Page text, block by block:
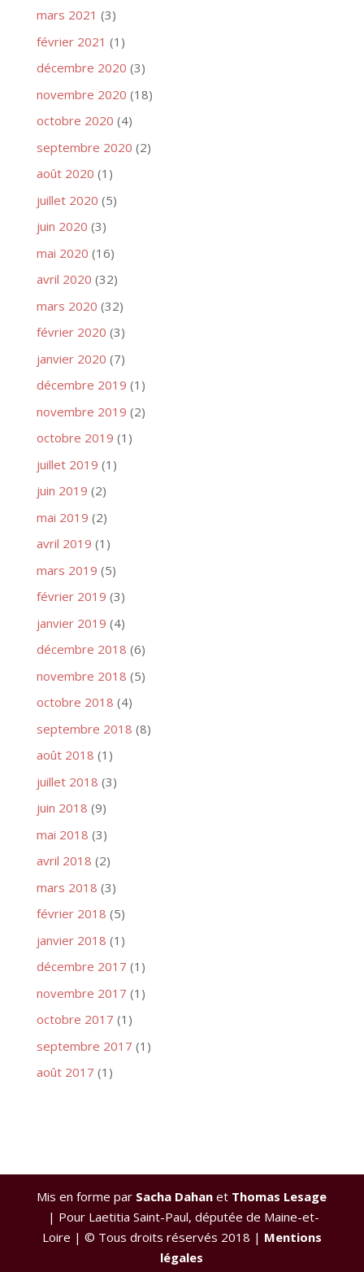
mars 2021 (3)
février 2021 (1)
décembre 2020 (3)
novembre 2020 (18)
octobre 2020 (4)
septembre 2020 (2)
août 2020 (1)
juillet 2020 (5)
juin 2020 (3)
mai 2020 (16)
avril 2020 (32)
mars 2020 (32)
février 2020 (3)
janvier 2020 (7)
décembre 2019 (1)
novembre 2019 (2)
octobre 2019 (1)
juillet 2019 (1)
juin 2019 (2)
mai 2019 (2)
avril 2019 (1)
mars 2019 (5)
février 2019 (3)
janvier 2019 (4)
décembre 2018 (6)
novembre 2018 (5)
octobre 2018 (4)
septembre 2018 (8)
août 2018 (1)
juillet 2018 (3)
juin 2018 (9)
mai 2018 (3)
avril 2018 (2)
mars 2018 (3)
février 2018 (5)
janvier 2018 (1)
décembre 2017 (1)
novembre 2017 (1)
octobre 2017 (1)
septembre 2017 (1)
août 2017 (1)
Mis en forme par Sacha Dahan et Thomas Lesage
| Pour Laetitia Saint-Paul, députée de Maine-et-
Loire | © Tous droits réservés 2018 | Mentions
légales